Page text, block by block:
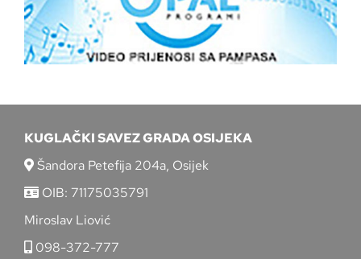
KUGLAČKI SAVEZ GRADA OSIJEKA
Šandora Petefija 204a, Osijek
OIB: 71175035791
Miroslav Liović
098-372-777